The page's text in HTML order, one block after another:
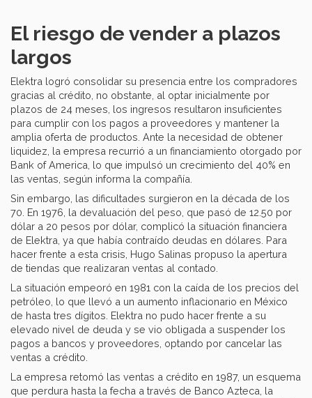
El riesgo de vender a plazos
largos
Elektra logró consolidar su presencia entre los compradores
gracias al crédito, no obstante, al optar inicialmente por
plazos de 24 meses, los ingresos resultaron insuficientes
para cumplir con los pagos a proveedores y mantener la
amplia oferta de productos. Ante la necesidad de obtener
liquidez, la empresa recurrió a un financiamiento otorgado por
Bank of America, lo que impulsó un crecimiento del 40% en
las ventas, según informa la compañía.
Sin embargo, las dificultades surgieron en la década de los
70. En 1976, la devaluación del peso, que pasó de 12.50 por
dólar a 20 pesos por dólar, complicó la situación financiera
de Elektra, ya que había contraído deudas en dólares. Para
hacer frente a esta crisis, Hugo Salinas propuso la apertura
de tiendas que realizaran ventas al contado.
La situación empeoró en 1981 con la caída de los precios del
petróleo, lo que llevó a un aumento inflacionario en México
de hasta tres dígitos. Elektra no pudo hacer frente a su
elevado nivel de deuda y se vio obligada a suspender los
pagos a bancos y proveedores, optando por cancelar las
ventas a crédito.
La empresa retomó las ventas a crédito en 1987, un esquema
que perdura hasta la fecha a través de Banco Azteca, la